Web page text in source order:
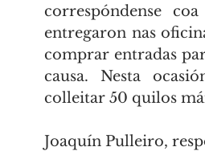
correspóndense
entregaron nas
comprar entradas
causa. Nesta
colleitar 50 quilos
Joaquín Pulleiro,